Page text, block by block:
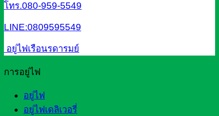
โทร.080-959-5549
LINE:0809595549
อยู่ไฟเรือนรดารมย์
การอยู่ไฟ
อยู่ไฟ
อยู่ไฟเดลิเวอรี่